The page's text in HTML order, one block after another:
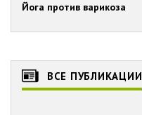
Йога против варикоза
ВСЕ ПУБЛИКАЦИИ